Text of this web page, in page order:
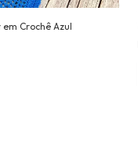
Crochê Azul